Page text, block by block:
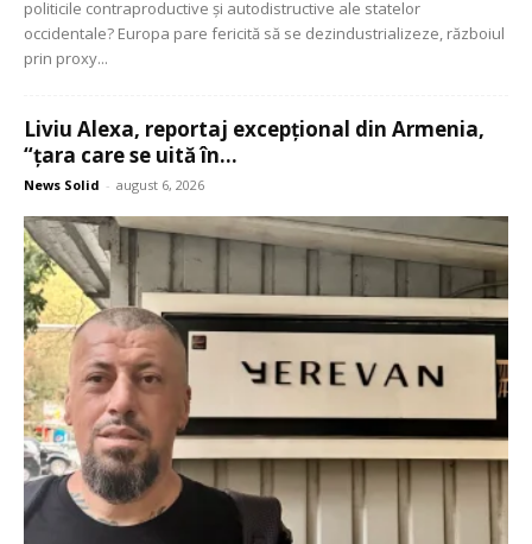
politicile contraproductive și autodistructive ale statelor
occidentale? Europa pare fericită să se dezindustrializeze, războiul
prin proxy...
Liviu Alexa, reportaj excepțional din Armenia,
“țara care se uită în...
News Solid - august 6, 2026